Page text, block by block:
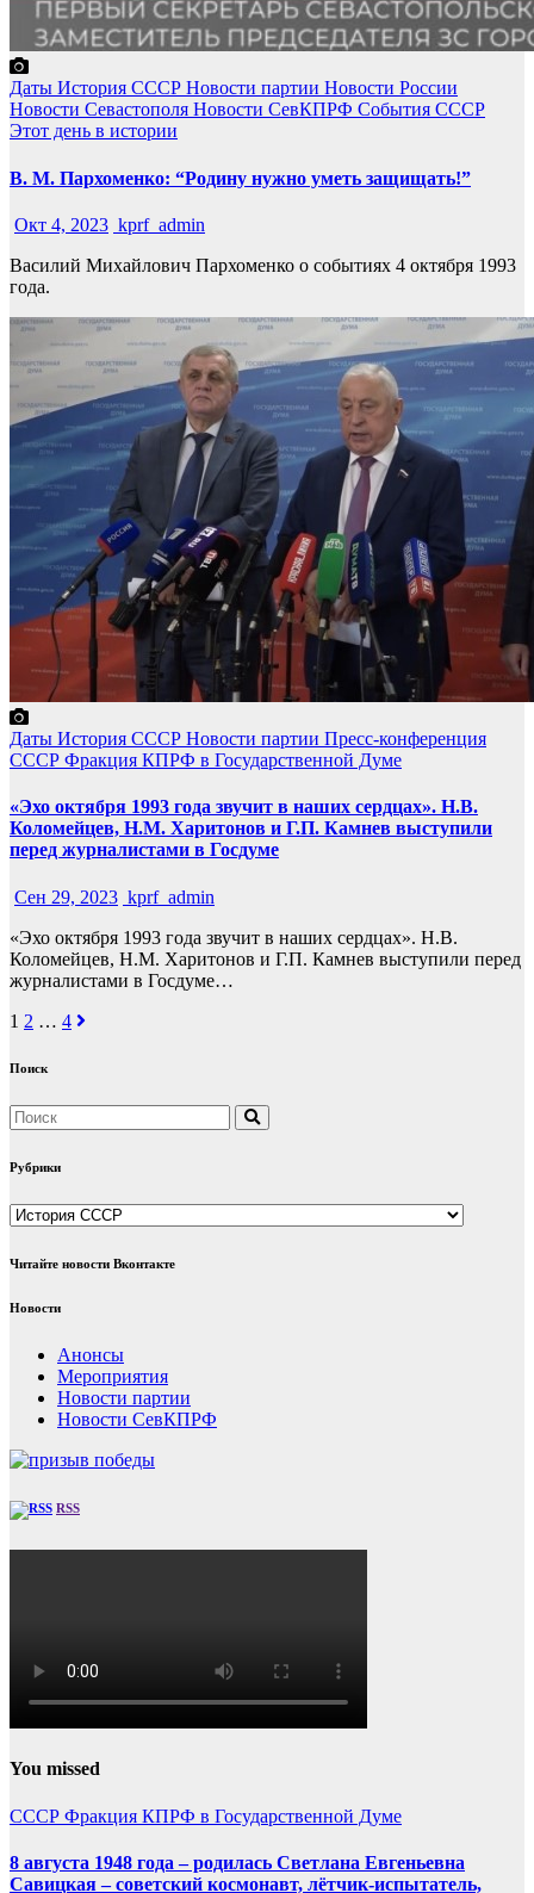
Даты История СССР Новости партии Новости России
Новости Севастополя Новости СевКПРФ События СССР
Этот день в истории
В. М. Пархоменко: “Родину нужно уметь защищать!”
Окт 4, 2023 kprf_admin
Василий Михайлович Пархоменко о событиях 4 октября 1993
года.
Даты История СССР Новости партии Пресс-конференция
СССР Фракция КПРФ в Государственной Думе
«Эхо октября 1993 года звучит в наших сердцах». Н.В.
Коломейцев, Н.М. Харитонов и Г.П. Камнев выступили
перед журналистами в Госдуме
Сен 29, 2023 kprf_admin
«Эхо октября 1993 года звучит в наших сердцах». Н.В.
Коломейцев, Н.М. Харитонов и Г.П. Камнев выступили перед
журналистами в Госдуме…
Навигация
по
1 2 … 4
Поиск
Рубрики
Рубрики
Читайте новости Вконтакте
Новости
Анонсы
Мероприятия
Новости партии
Новости СевКПРФ
RSS
You missed
СССР Фракция КПРФ в Государственной Думе
8 августа 1948 года – родилась Светлана Евгеньевна
Савицкая – советский космонавт, лётчик-испытатель,